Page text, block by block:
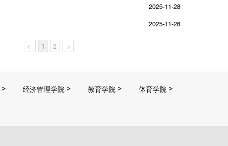
2025-11-28
2025-11-26
< 1 2 >
经济管理学院 教育学院
体育学院